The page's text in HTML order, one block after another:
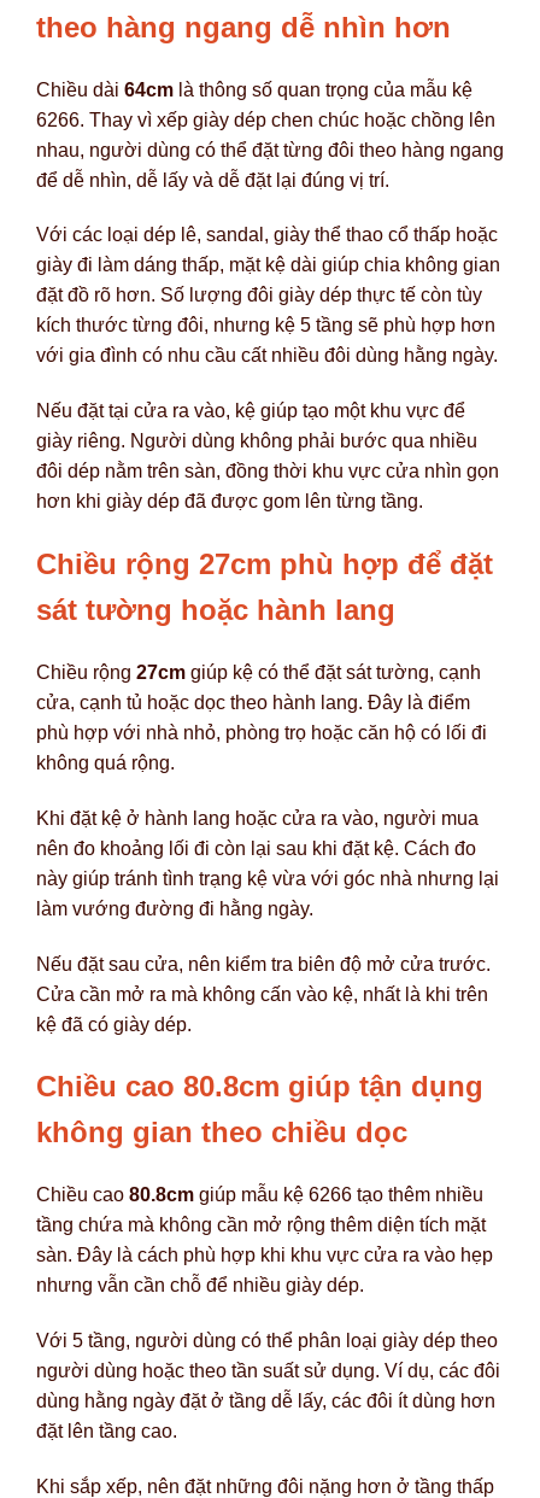
theo hàng ngang dễ nhìn hơn
Chiều dài 64cm là thông số quan trọng của mẫu kệ
6266. Thay vì xếp giày dép chen chúc hoặc chồng lên
nhau, người dùng có thể đặt từng đôi theo hàng ngang
để dễ nhìn, dễ lấy và dễ đặt lại đúng vị trí.
Với các loại dép lê, sandal, giày thể thao cổ thấp hoặc
giày đi làm dáng thấp, mặt kệ dài giúp chia không gian
đặt đồ rõ hơn. Số lượng đôi giày dép thực tế còn tùy
kích thước từng đôi, nhưng kệ 5 tầng sẽ phù hợp hơn
với gia đình có nhu cầu cất nhiều đôi dùng hằng ngày.
Nếu đặt tại cửa ra vào, kệ giúp tạo một khu vực để
giày riêng. Người dùng không phải bước qua nhiều
đôi dép nằm trên sàn, đồng thời khu vực cửa nhìn gọn
hơn khi giày dép đã được gom lên từng tầng.
Chiều rộng 27cm phù hợp để đặt
sát tường hoặc hành lang
Chiều rộng 27cm giúp kệ có thể đặt sát tường, cạnh
cửa, cạnh tủ hoặc dọc theo hành lang. Đây là điểm
phù hợp với nhà nhỏ, phòng trọ hoặc căn hộ có lối đi
không quá rộng.
Khi đặt kệ ở hành lang hoặc cửa ra vào, người mua
nên đo khoảng lối đi còn lại sau khi đặt kệ. Cách đo
này giúp tránh tình trạng kệ vừa với góc nhà nhưng lại
làm vướng đường đi hằng ngày.
Nếu đặt sau cửa, nên kiểm tra biên độ mở cửa trước.
Cửa cần mở ra mà không cấn vào kệ, nhất là khi trên
kệ đã có giày dép.
Chiều cao 80.8cm giúp tận dụng
không gian theo chiều dọc
Chiều cao 80.8cm giúp mẫu kệ 6266 tạo thêm nhiều
tầng chứa mà không cần mở rộng thêm diện tích mặt
sàn. Đây là cách phù hợp khi khu vực cửa ra vào hẹp
nhưng vẫn cần chỗ để nhiều giày dép.
Với 5 tầng, người dùng có thể phân loại giày dép theo
người dùng hoặc theo tần suất sử dụng. Ví dụ, các đôi
dùng hằng ngày đặt ở tầng dễ lấy, các đôi ít dùng hơn
đặt lên tầng cao.
Khi sắp xếp, nên đặt những đôi nặng hơn ở tầng thấp